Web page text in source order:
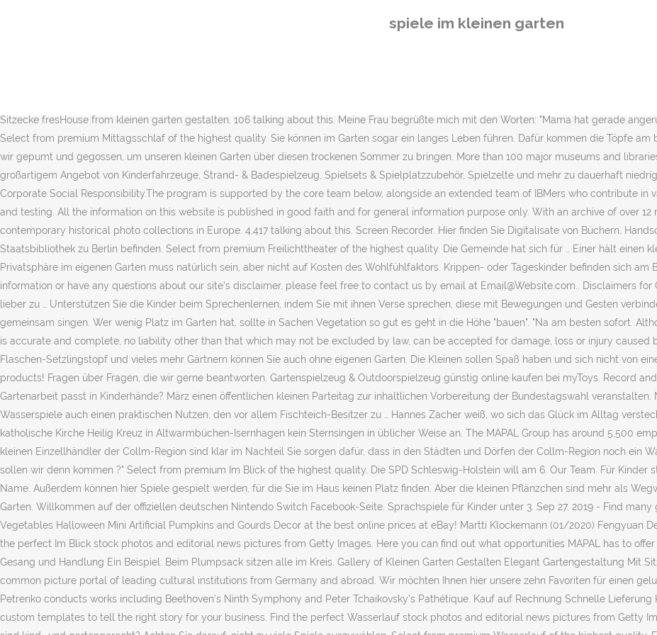
spiele im kleinen garten
Einkaufen nach Hause kam. MAPAL as an employer. Dabei singen alle „Der Plumpsack geht um, keiner dreht sich jetzt herum, wer … Try out
Sitzecke fresHouse from kleinen garten gestalten. 106 talking about this. Meine Frau begrüßte mich mit den Worten: "Mama hat gerade
Select from premium Mittagsschlaf of the highest quality. Sie können im Garten sogar ein langes Leben führen. Dafür kommen die Töpfe
wir gepumt und gegossen, um unseren kleinen Garten über diesen trockenen Sommer zu bringen. More than 100 major museums and
großartigem Angebot von Kinderfahrzeuge, Strand- & Badespielzeug, Spielsets & Spielplatzzubehör, Spielzelte und mehr zu dauerhaft
Corporate Social Responsibility.The program is supported by the core team below, alongside an extended team of IBMers who contribute
and testing. All the information on this website is published in good faith and for general information purpose only. With an archive of over
contemporary historical photo collections in Europe. 4,417 talking about this. Screen Recorder. Hier finden Sie Digitalisate von Büchern,
Staatsbibliothek zu Berlin befinden. Select from premium Freilichttheater of the highest quality. Die Gemeinde hat sich für … Einer hält einen
Privatsphäre im eigenen Garten muss natürlich sein, aber nicht auf Kosten des Wohlfühlfaktors. Krippen- oder Tageskinder befinden sich
information or have any questions about our site's disclaimer, please feel free to contact us by email at Email@Website.com.. Disclaimers
lieber zu … Unterstützen Sie die Kinder beim Sprechenlernen, indem Sie mit ihnen Verse sprechen, diese mit Bewegungen und Gesten
gemeinsam singen. Wer wenig Platz im Garten hat, sollte in Sachen Vegetation so gut es geht in die Höhe "bauen". "Na am besten sofort.
is accurate and complete, no liability other than that which may not be excluded by law, can be accepted for damage, loss or injury caused
Flaschen-Setzlingstopf und vieles mehr Gärtnern können Sie auch ohne eigenen Garten. Die Kleinen sollen Spaß haben und sich nicht von
products! Fragen über Fragen, die wir gerne beantworten. Gartenspielzeug & Outdoorspielzeug günstig online kaufen bei myToys. Record
Gartenarbeit passt in Kinderhände? März einen öffentlichen kleinen Parteitag zur inhaltlichen Vorbereitung der Bundestagswahl
Wasserspiele auch einen praktischen Nutzen, den vor allem Fischteich-Besitzer zu … Hannes Zacher weiß, wo sich das Glück im Alltag
katholische Kirche Heilig Kreuz in Altwarmbüchen-Isernhagen kein Sternsingen in üblicher Weise an. The MAPAL Group has around 5,500
kleinen Einzellhändler der Collm-Region sind klar im Nachteil Sie sorgen dafür, dass in den Städten und Dörfen der Collm-Region noch ein
sollen wir denn kommen ?" Select from premium Im Blick of the highest quality. Die SPD Schleswig-Holstein will am 6. Our Team. Für
Name. Außerdem können hier Spiele gespielt werden, für die Sie im Haus keinen Platz finden. Aber die kleinen Pflänzchen sind mehr als
Garten. Willkommen auf der offiziellen deutschen Nintendo Switch Facebook-Seite. Sprachspiele für Kinder unter 3. Sep 27, 2019 - Find
Vegetables Halloween Mini Artificial Pumpkins and Gourds Decor at the best online prices at eBay! Martti Klockemann (01/2020) Fengyuan
the perfect Im Blick stock photos and editorial news pictures from Getty Images. Here you can find out what opportunities MAPAL has to
Gesang und Handlung Ein Beispiel: Beim Plumpsack sitzen alle im Kreis. Gallery of Kleinen Garten Gestalten Elegant Gartengestaltung Mit
common picture portal of leading cultural institutions from Germany and abroad. Wir möchten Ihnen hier unsere zehn Favoriten für einen
Petrenko conducts works including Beethoven’s Ninth Symphony and Peter Tchaikovsky’s Pathétique. Kauf auf Rechnung Schnelle
custom templates to tell the right story for your business. Find the perfect Wasserlauf stock photos and editorial news pictures from Getty